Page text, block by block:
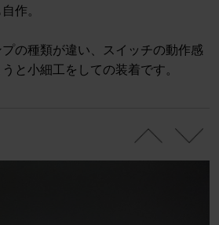
作。
の種類が違い、スイッチの動作感
と小細工をしての装着です。